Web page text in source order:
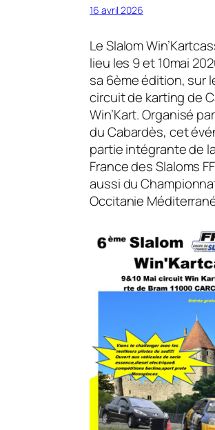
16 avril 2026
Le Slalom
lieu les 9 et 10mai
sa 6ème édition, sur
circuit de karting de
Win’Kart. Organisé
du Cabardès, cet
partie intégrante de
France des Slaloms
aussi du
Occitanie